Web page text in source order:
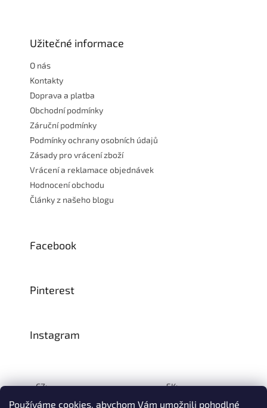
Používáme cookies, abychom Vám umožnili pohodlné
Užitečné informace
O nás
Kontakty
Doprava a platba
Obchodní podmínky
Záruční podmínky
Podmínky ochrany osobních údajů
Zásady pro vrácení zboží
Vrácení a reklamace objednávek
Hodnocení obchodu
Články z našeho blogu
Facebook
Pinterest
Instagram
CZ: SK: